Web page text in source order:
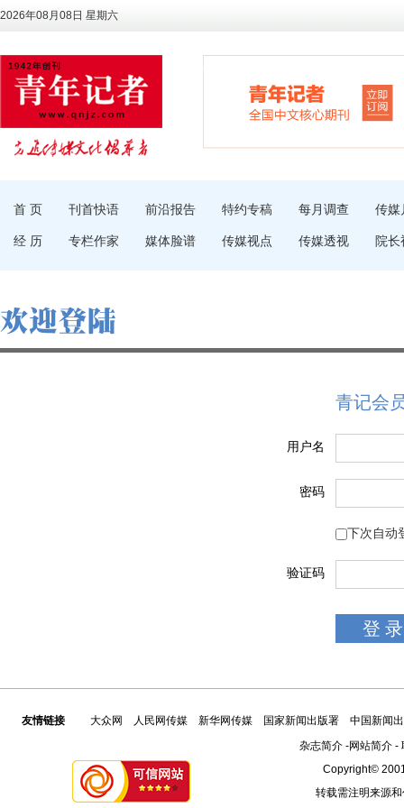
2026年08月08日 星期六
首 页 刊首快语 前沿报告 特约专稿 每月调查 传媒
经 历 专栏作家 媒体脸谱 传媒视点 传媒透视 院长
青记会
用户名
密码
下次自动
验证码
友情链接 大众网 人民网传媒 新华网传媒 国家新闻出版署
中国新闻
杂志简介 -网站简介 -
Copyright©
转载需注明来源